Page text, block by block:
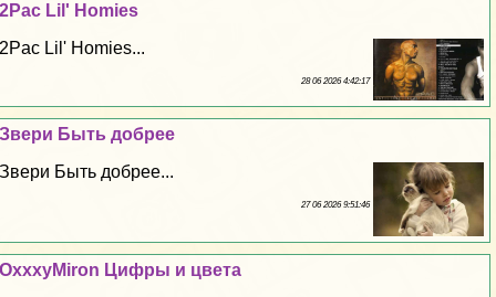
2Pac Lil' Homies
2Pac Lil' Homies...
28 06 2026 4:42:17
Звери Быть добрее
Звери Быть добрее...
27 06 2026 9:51:46
OxxxyMiron Цифры и цвета